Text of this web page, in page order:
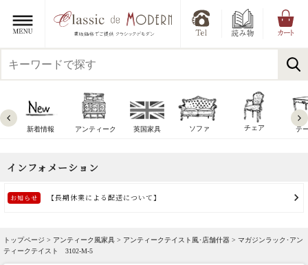
新着情報 アンティーク 英国家具 ソファ チェア テ
トップページ > アンティーク風家具 > アンティークテイスト風･店舗什器 > マガジンラック･アン
ティークテイスト 3102-M-5